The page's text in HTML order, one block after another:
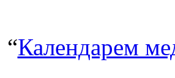
“Календарем